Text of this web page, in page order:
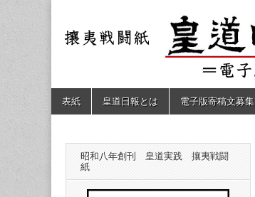
皇道
（防
共新
聞）
敬神
｜崇
祖｜
年創
刊
皇道
践
攘夷
戦闘
Main
menu
Skip
表紙 皇道日報とは 電子版寄稿文募集
昭和八年創刊 皇道実践 攘夷戦闘
紙